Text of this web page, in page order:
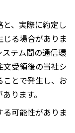
、実際に約定し
る場合がありま
テム間の通信環
受領後の当社シ
ことで発生し、お
ります。
可能性がありま